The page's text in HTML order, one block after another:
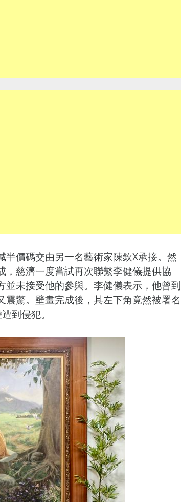
價碼交由另一名藝術家陳欽X承接。然
慈濟一度嘗試再次聯繫李健儀提供協
未接受他的參與。李健儀表示，他曾到
驚。壁畫完成後，其左下角竟然被署名
到侵犯。